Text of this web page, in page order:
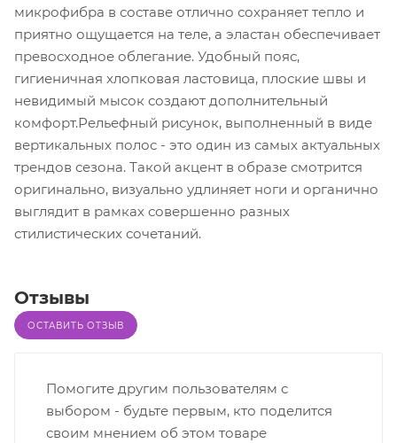
микрофибра в составе отлично сохраняет тепло и
приятно ощущается на теле, а эластан обеспечивает
превосходное облегание. Удобный пояс,
гигиеничная хлопковая ластовица, плоские швы и
невидимый мысок создают дополнительный
комфорт.Рельефный рисунок, выполненный в виде
вертикальных полос - это один из самых актуальных
трендов сезона. Такой акцент в образе смотрится
оригинально, визуально удлиняет ноги и органично
выглядит в рамках совершенно разных
стилистических сочетаний.
Отзывы
ОСТАВИТЬ ОТЗЫВ
Помогите другим пользователям с
выбором - будьте первым, кто поделится
своим мнением об этом товаре